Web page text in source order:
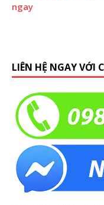
ngay
LIÊN HỆ NGAY VỚI